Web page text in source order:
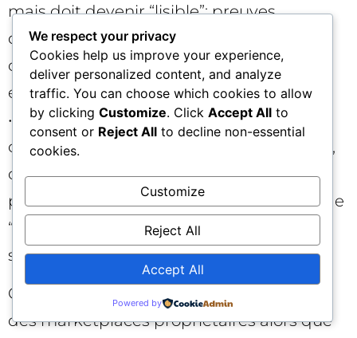
mais doit devenir “lisible”: preuves
d’authenticité, labels, garanties,
certifications, engagements RSE… balisés
et vérifiables.
• Un “AI-SEO” émerge: structurer pour le
comportement des agents (comparaison,
contrainte, conformité), sans sacrifier la
pertinence humaine. L’objectif n’est pas de
“flatter” un modèle, mais de devenir une
source fiable sur la durée.
Gare aux regrets stratégiques: multiplier
des marketplaces propriétaires alors que
We respect your privacy
Cookies help us improve your experience,
deliver personalized content, and analyze
traffic. You can choose which cookies to allow
by clicking Customize. Click Accept All to
consent or Reject All to decline non-essential
cookies.
Customize
Reject All
Accept All
Powered by